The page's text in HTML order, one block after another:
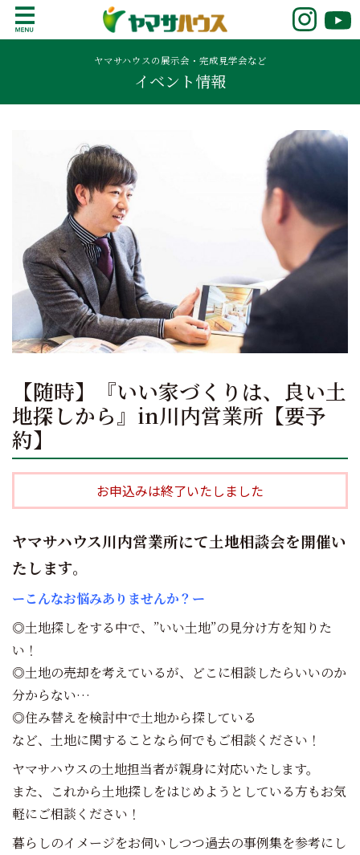
o
鹿児島で注文住宅ならヤマサハウス
新築の注文住宅や建売モデルハウスをお探し
の方はこちら。鹿児島県内で11年連続ナンバ
ーワンの実績を誇る、絆の家でおなじみの
ヤマサハウス。展示場情報や家づくりのこだ
ヤマサハウスの展示会・完成見学会など
イベント情報
【随時】『いい家づくりは、良い土
地探しから』in川内営業所【要予
約】
お申込みは終了いたしました
ヤマサハウス川内営業所にて土地相談会を開催い
たします。
ーこんなお悩みありませんか？ー
◎土地探しをする中で、”いい土地”の見分け方を知りた
い！
◎土地の売却を考えているが、どこに相談したらいいのか
分からない…
◎住み替えを検討中で土地から探している
など、土地に関することなら何でもご相談ください！
ヤマサハウスの土地担当者が親身に対応いたします。
また、これから土地探しをはじめようとしている方もお気
軽にご相談ください！
暮らしのイメージをお伺いしつつ過去の事例集を参考にし